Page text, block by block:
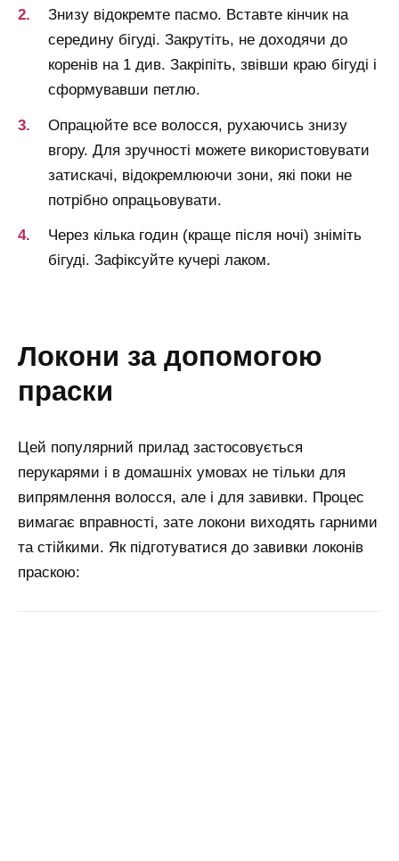
Знизу відокремте пасмо. Вставте кінчик на
середину бігуді. Закрутіть, не доходячи до
коренів на 1 див. Закріпіть, звівши краю бігуді і
сформувавши петлю.
Опрацюйте все волосся, рухаючись знизу
вгору. Для зручності можете використовувати
затискачі, відокремлюючи зони, які поки не
потрібно опрацьовувати.
Через кілька годин (краще після ночі) зніміть
бігуді. Зафіксуйте кучері лаком.
локони за допомогою
праски
Цей популярний прилад застосовується
перукарями і в домашніх умовах не тільки для
випрямлення волосся, але і для завивки. Процес
вимагає вправності, зате локони виходять гарними
та стійкими. Як підготуватися до завивки локонів
праскою: